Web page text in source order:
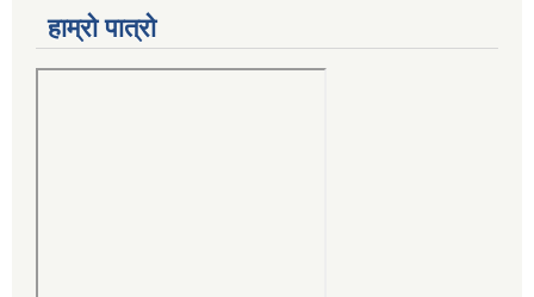
हाम्रो पात्रो